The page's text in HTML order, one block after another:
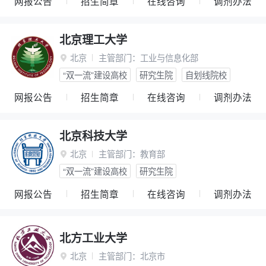
北京理工大学
 北京 主管部门： 工业与信息化部
“双一流”建设高校
研究生院 自划线院校
网报公告 招生简章 在线咨询 调剂办法
北京科技大学
 北京 主管部门： 教育部
“双一流”建设高校
研究生院
网报公告 招生简章 在线咨询 调剂办法
北方工业大学
 北京 主管部门： 北京市